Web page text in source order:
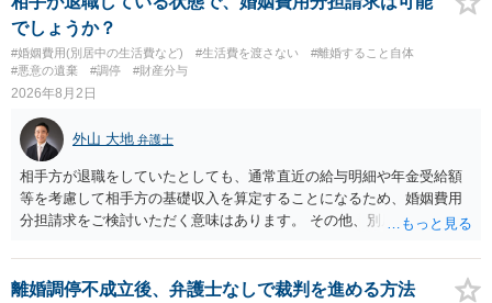
でしょうか？
#婚姻費用(別居中の生活費など) #生活費を渡さない
#離婚すること自体
#悪意の遺棄
#調停 #財産分与
2026年8月2日
外山 大地 弁護士
相手方が退職をしていたとしても、通常直近の給与明細や年金受給額
等を考慮して相手方の基礎収入を算定することになるため、婚姻費用
分担請求をご検討いただく意味はあります。 その他、別居の経緯、質
て、ご検討いただくのが良いかと思います。
離婚調停不成立後、弁護士なしで裁判を進める方法